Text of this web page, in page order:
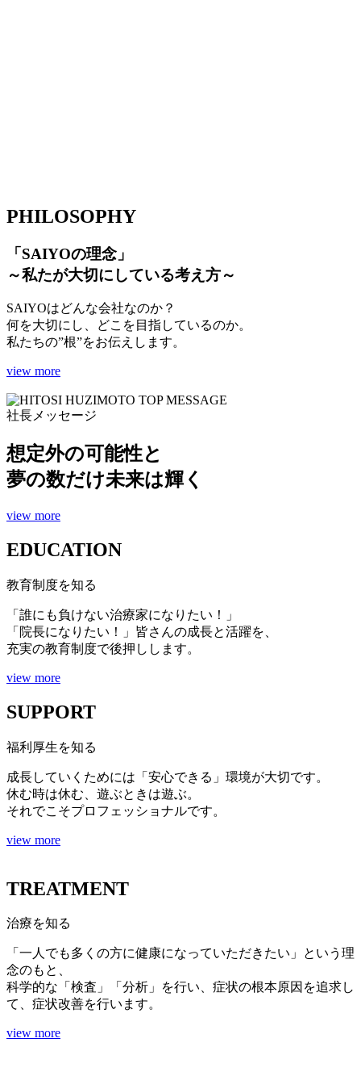
PHILOSOPHY
「SAIYOの理念」
～私たが大切にしている考え方～
SAIYOはどんな会社なのか？
何を大切にし、どこを目指しているのか。
私たちの”根”をお伝えします。
view more
社長メッセージ
想定外の可能性と
夢の数だけ未来は輝く
view more
EDUCATION
教育制度を知る
「誰にも負けない治療家になりたい！」
「院長になりたい！」皆さんの成長と活躍を、
充実の教育制度で後押しします。
view more
SUPPORT
福利厚生を知る
成長していくためには「安心できる」環境が大切です。
休む時は休む、遊ぶときは遊ぶ。
それでこそプロフェッショナルです。
view more
TREATMENT
治療を知る
「一人でも多くの方に健康になっていただきたい」という理
念のもと、
科学的な「検査」「分析」を行い、症状の根本原因を追求し
て、症状改善を行います。
view more